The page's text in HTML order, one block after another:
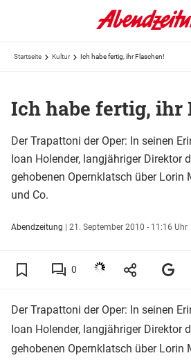
Startseite Kultur Ich habe fertig, ihr Flaschen!
Ich habe fertig, ihr
Der Trapattoni der Oper: In seinen
Ioan Holender, langjähriger Direktor
gehobenen Opernklatsch über Lorin
und Co.
Abendzeitung | 21. September 2010 - 11:16 Uhr
0
Der Trapattoni der Oper: In seinen
Ioan Holender, langjähriger Direktor
gehobenen Opernklatsch über Lorin